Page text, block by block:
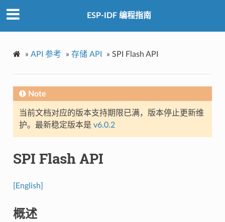
ESP-IDF 编程指南
» API 参考 » 存储 API » SPI Flash API
Note
当前文档对应的版本支持期限已满，版本停止更新维
护。最新稳定版本是 v6.0.2
SPI Flash API
[English]
概述